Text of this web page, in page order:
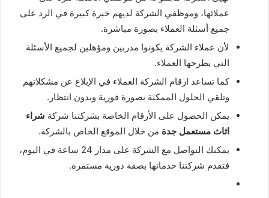
عملائها، وموظفي الشركة لديهم خبرة كبيرة في الرد على
جميع أسئلة العملاء بصورة مباشرة.
لأن عملاء الشركة يكونوا مدربين ومؤهلين لجميع الأسئلة
التي يطرحها العملاء.
كما تساعد ارقام الشركة العملاء في الإبلاغ عن مشكلاتهم
وتلقي الحلول الممكنة بصورة فورية وبدون انتظار.
يمكن الحصول على الأرقام الخاصة بشركتنا شركة شراء
اثاث مستعمل جدة من خلال الموقع الخاص بالشركة.
يمكنك التواصل مع الشركة على مدار 24 ساعة في اليوم،
فتقدم شركتنا خدماتها بصقة دورية مستمرة.